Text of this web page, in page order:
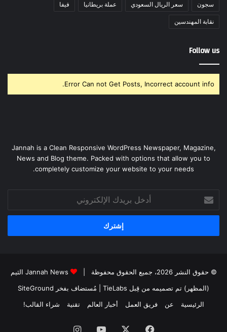
سجون سعر الريال السعودي عملة بريطانيا فيفا
نقابة المهندسين
Follow us
Error Can not Get Posts, Incorrect account info.
Jannah is a Clean Responsive WordPress Newspaper, Magazine,
News and Blog theme. Packed with options that allow you to
completely customize your website to your needs.
بريدك
الإلكتروني
© حقوق النشر 2026، جميع الحقوق محفوظة |
Jannah News الثيم
(المظهر) تم تصميمه من قِبل TieLabs
| مُستضاف بفخر SiteGround
الرئيسية
عن فريق العمل أخبار العالم تقنية شراء القالب!
فيسبوك ‫YouTubeانستقرام